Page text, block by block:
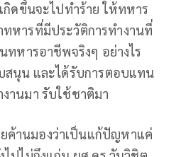
กิดขึ้นจะไปทำร้าย ให้ทหาร
หารที่มีประวัติการทำงานที่
ทหารอาชีพจริงๆ อย่างไร
สนุน และได้รับการตอบแทน
านมา รับใช้ชาติมา
ค้านมองว่าเป็นแก้ปัญหาแค่